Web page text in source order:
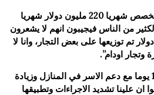
وتابع: “لا يمكن ان افهم كيف يخصص شهريا 220 مليون دولار شهريا
من الناس فيجيبون انهم لا يشعرون
يعني 220 مليون دولار تم توزيعها على بعض التجار، وانا لا
وتجار اودام”.
واضاف: “كما قلت، للاقفال 15 يوما مع دعم الاسر في المنازل وزيادة
ان علينا تشديد الاجراءات وتطبيقها